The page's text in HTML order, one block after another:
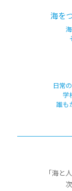
海を
日常
学
誰も
「海と